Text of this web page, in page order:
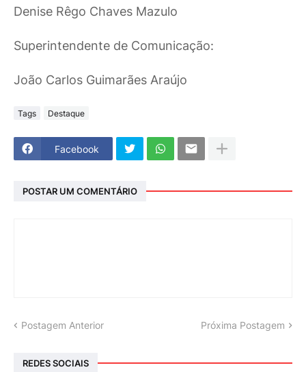
Denise Rêgo Chaves Mazulo
Superintendente de Comunicação:
João Carlos Guimarães Araújo
Tags Destaque
Facebook
POSTAR UM COMENTÁRIO
Postagem Anterior Próxima Postagem
REDES SOCIAIS